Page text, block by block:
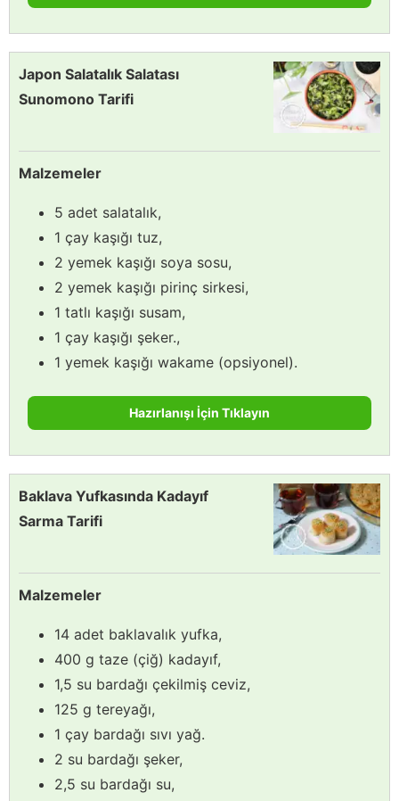
Japon Salatalık Salatası
Sunomono Tarifi
Malzemeler
5 adet salatalık,
1 çay kaşığı tuz,
2 yemek kaşığı soya sosu,
2 yemek kaşığı pirinç sirkesi,
1 tatlı kaşığı susam,
1 çay kaşığı şeker.,
1 yemek kaşığı wakame (opsiyonel).
Hazırlanışı İçin Tıklayın
Baklava Yufkasında Kadayıf
Sarma Tarifi
Malzemeler
14 adet baklavalık yufka,
400 g taze (çiğ) kadayıf,
1,5 su bardağı çekilmiş ceviz,
125 g tereyağı,
1 çay bardağı sıvı yağ.
2 su bardağı şeker,
2,5 su bardağı su,